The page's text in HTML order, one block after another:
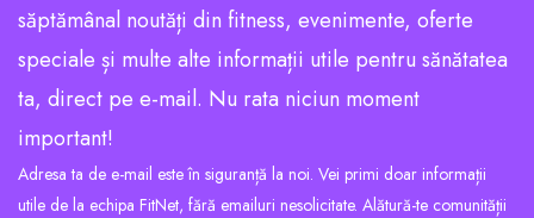
săptămânal noutăți din fitness, evenimente, oferte
speciale și multe alte informații utile pentru sănătatea
ta, direct pe e-mail. Nu rata niciun moment
important!
Adresa ta de e-mail este în siguranță la noi. Vei primi doar informații
utile de la echipa FitNet, fără emailuri nesolicitate. Alătură-te comunității